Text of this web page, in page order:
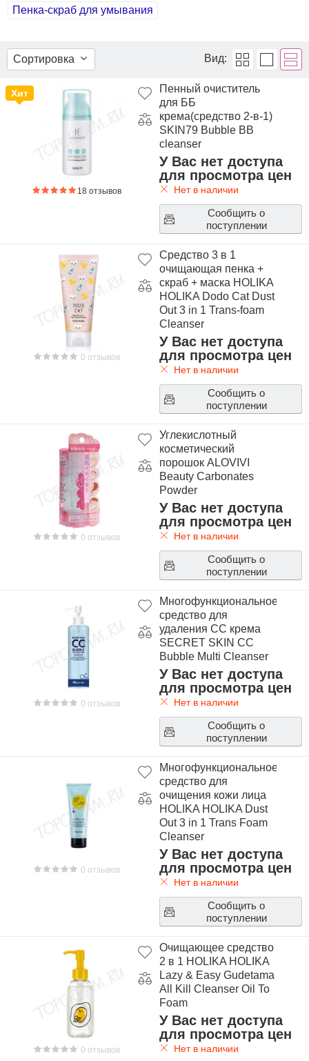
Пенка-скраб для умывания
Сортировка Вид:
18 отзывов
Хит
Пенный очиститель
для ББ
крема(средство 2-в-1)
SKIN79 Bubble BB
cleanser
У Вас нет доступа
для просмотра цен
Нет в наличии
Сообщить о
поступлении
0 отзывов
Средство 3 в 1
очищающая пенка +
скраб + маска HOLIKA
HOLIKA Dodo Cat Dust
Out 3 in 1 Trans-foam
Cleanser
У Вас нет доступа
для просмотра цен
Нет в наличии
Сообщить о
поступлении
0 отзывов
Углекислотный
косметический
порошок ALOVIVI
Beauty Carbonates
Powder
У Вас нет доступа
для просмотра цен
Нет в наличии
Сообщить о
поступлении
0 отзывов
Многофункциональное
средство для
удаления СС крема
SECRET SKIN CC
Bubble Multi Cleanser
У Вас нет доступа
для просмотра цен
Нет в наличии
Сообщить о
поступлении
0 отзывов
Многофункциональное
средство для
очищения кожи лица
HOLIKA HOLIKA Dust
Out 3 in 1 Trans Foam
Cleanser
У Вас нет доступа
для просмотра цен
Нет в наличии
Сообщить о
поступлении
0 отзывов
Очищающее средство
2 в 1 HOLIKA HOLIKA
Lazy & Easy Gudetama
All Kill Cleanser Oil To
Foam
У Вас нет доступа
для просмотра цен
Нет в наличии